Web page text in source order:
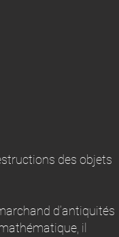
des objets
d’antiquités
il